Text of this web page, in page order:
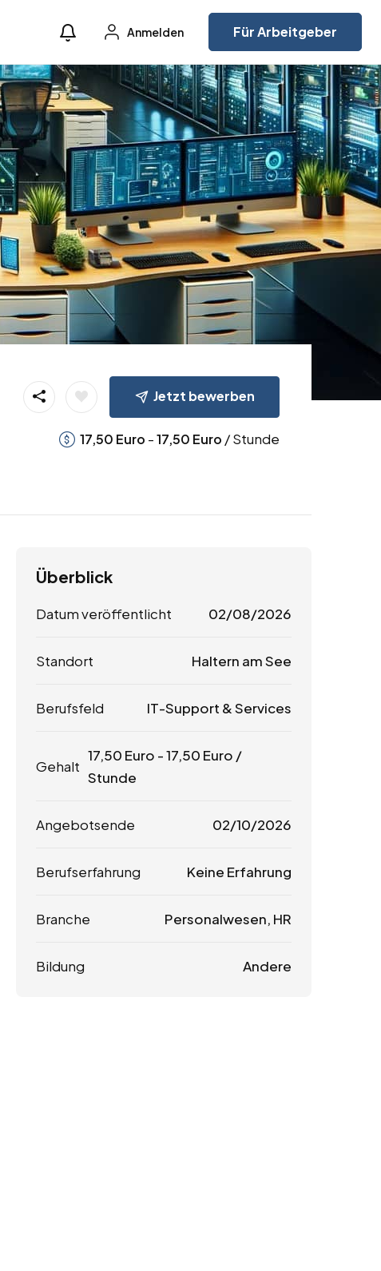
Anmelden Für Arbeitgeber
Jetzt bewerben
17,50 Euro -17,50 Euro / Stunde
Überblick
Datum veröffentlicht 02/08/2026
Standort Haltern am See
Berufsfeld IT-Support & Services
Gehalt
17,50 Euro -17,50 Euro /
Stunde
Angebotsende 02/10/2026
Berufserfahrung Keine Erfahrung
Branche Personalwesen, HR
Bildung Andere